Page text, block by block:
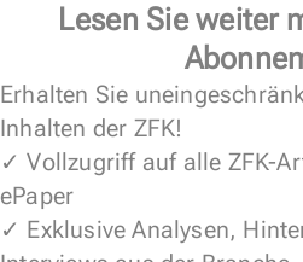
Lesen Sie weiter
Erhalten Sie
Inhalten der ZFK!
✓ Vollzugriff auf alle ZFK-
ePaper
✓ Exklusive Analysen,